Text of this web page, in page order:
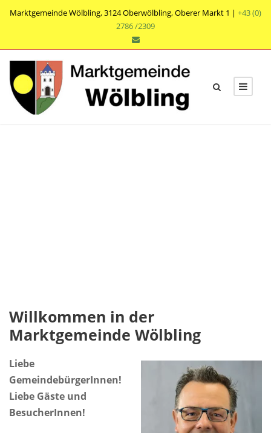
Marktgemeinde Wölbling, 3124 Oberwölbling, Oberer Markt 1 | +43 (0)
2786 /2309
Willkommen in der
Marktgemeinde Wölbling
Liebe
GemeindebürgerInnen!
Liebe Gäste und
BesucherInnen!